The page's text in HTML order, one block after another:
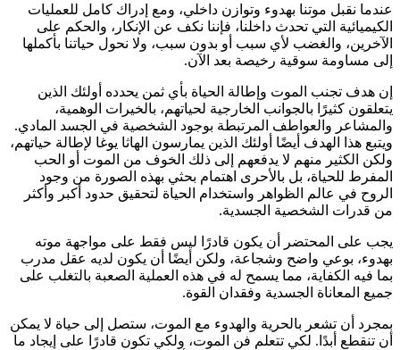
عندما نقبل موتنا بهدوء وتوازن داخلي، ومع إدراك كامل للعمليات
الكيميائية التي تحدث داخلنا، فإننا نكف عن الإنكار، والحكم على
الآخرين، والغضب لأي سبب أو بدون سبب، ولا نحول حياتنا بأكملها
إلى مساومة سوقية رخيصة بعد الآن.
إن هدف تجنب الموت وإطالة الحياة بأي ثمن يحدده أولئك الذين
يتعلقون كثيرًا بالجوانب الخارجية لحياتهم، بالخيرات الوهمية،
والمشاعر والعواطف المرتبطة بوجود الشخصية في الجسد المادي.
ويتبع هذا الهدف أيضًا أولئك الذين يمارسون الهاثا يوغا لإطالة حياتهم،
ولكن الكثير منهم لا يدفعهم إلى ذلك الخوف من الموت أو الحب
المفرط للحياة، بل بالأحرى اهتمام بحثي بهذه الصورة من وجود
الروح في عالم الظواهر واستخدام الحياة لتحقيق حدود أكبر وأكثر
من قدرات الشخصية الجسدية.
يجب على المحتضر أن يكون قادرًا ليس فقط على مواجهة موته
بهدوء، بوعي واضح وشجاعة، ولكن أيضًا أن يكون لديه عقل مدرب
بما فيه الكفاية، مما يسمح له في هذه العملية الصعبة بالتغلب على
جميع المعاناة الجسدية وفقدان القوة.
بمجرد أن تشعر بالحرية والهدوء مع الموت، ستصل إلى حياة لا يمكن
أن تنقطع أبدًا. لكي تتعلم فن الموت، ولكي تكون قادرًا على إيجاد ما